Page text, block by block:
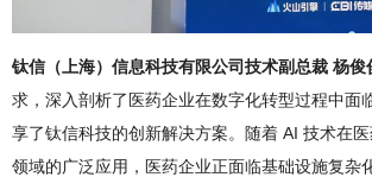
钛信（上海）信息科技有限公司技术副总裁 杨俊
求，深入剖析了医药企业在数字化转型过程中面
享了钛信科技的创新解决方案。随着 AI 技术在
领域的广泛应用，医药企业正面临基础设施复杂